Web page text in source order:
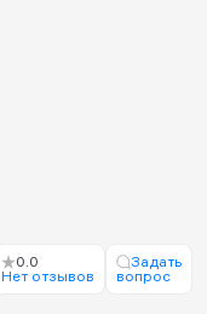
0.0
Нет отзывов
Задать
вопрос